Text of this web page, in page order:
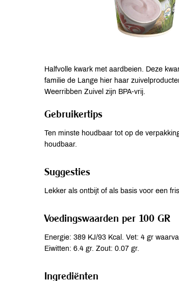
Halfvolle kwark met aardbeien. Deze
familie de Lange hier haar
Weerribben Zuivel zijn BPA-vrij.
Gebruikertips
Ten minste houdbaar tot op de
houdbaar.
Suggesties
Lekker als ontbijt of als basis voor een
Voedingswaarden per 100 GR
Energie: 389 KJ/93 Kcal. Vet: 4 gr
Eiwitten: 6.4 gr. Zout: 0.07 gr.
Ingrediënten